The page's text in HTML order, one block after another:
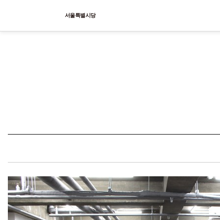
서울특별시당